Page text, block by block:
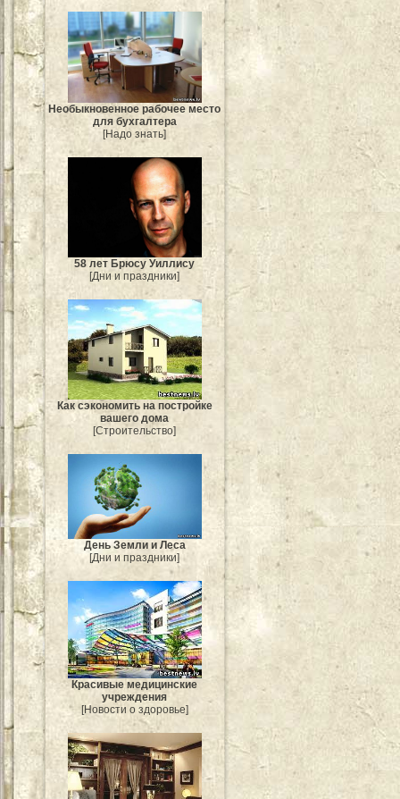
Необыкновенное рабочее место
для бухгалтера
[Надо знать]
58 лет Брюсу Уиллису
[Дни и праздники]
Как сэкономить на постройке
вашего дома
[Строительство]
День Земли и Леса
[Дни и праздники]
Красивые медицинские
учреждения
[Новости о здоровье]